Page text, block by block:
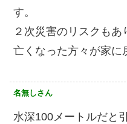
す。
２次災害のリスクもあ
亡くなった方々が家に
名無しさん
水深100メートルだと